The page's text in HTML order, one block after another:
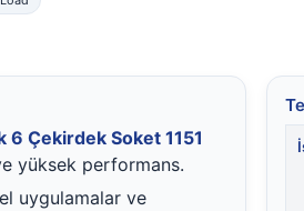
Çekirdek Soket 1151
yüksek performans.
uygulamalar ve